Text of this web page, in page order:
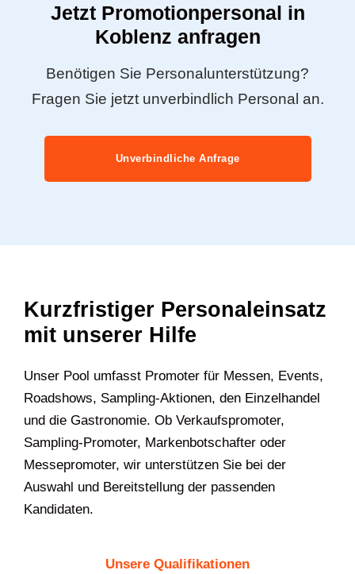
Jetzt Promotionpersonal in
Koblenz anfragen
Benötigen Sie Personalunterstützung?
Fragen Sie jetzt unverbindlich Personal an.
Unverbindliche Anfrage
Kurzfristiger Personaleinsatz
mit unserer Hilfe
Unser Pool umfasst Promoter für Messen, Events,
Roadshows, Sampling-Aktionen, den Einzelhandel
und die Gastronomie. Ob Verkaufspromoter,
Sampling-Promoter, Markenbotschafter oder
Messepromoter, wir unterstützen Sie bei der
Auswahl und Bereitstellung der passenden
Kandidaten.
Unsere Qualifikationen